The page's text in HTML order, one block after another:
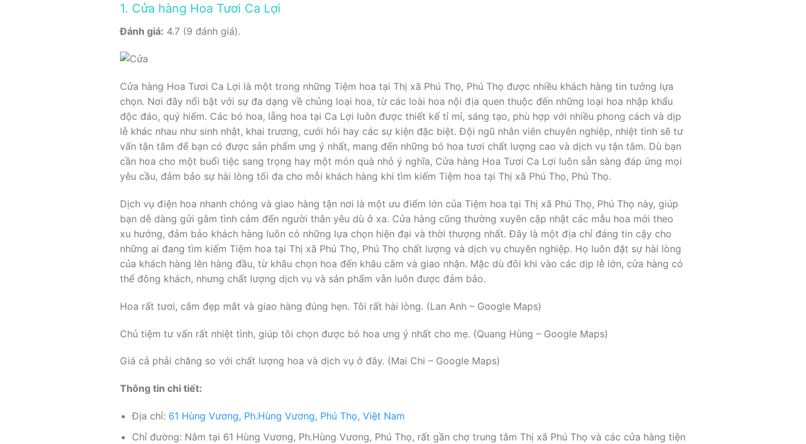
1. Cửa hàng Hoa Tươi Ca Lợi
Đánh giá: 4.7 (9 đánh giá).
Cửa hàng Hoa Tươi Ca Lợi là một trong những Tiệm hoa tại Thị xã Phú Thọ, Phú Thọ được nhiều khách hàng tin tưởng lựa
chọn. Nơi đây nổi bật với sự đa dạng về chủng loại hoa, từ các loài hoa nội địa quen thuộc đến những loại hoa nhập khẩu
độc đáo, quý hiếm. Các bó hoa, lẵng hoa tại Ca Lợi luôn được thiết kế tỉ mỉ, sáng tạo, phù hợp với nhiều phong cách và dịp
lễ khác nhau như sinh nhật, khai trương, cưới hỏi hay các sự kiện đặc biệt. Đội ngũ nhân viên chuyên nghiệp, nhiệt tình sẽ tư
vấn tận tâm để bạn có được sản phẩm ưng ý nhất, mang đến những bó hoa tươi chất lượng cao và dịch vụ tận tâm. Dù bạn
cần hoa cho một buổi tiệc sang trọng hay một món quà nhỏ ý nghĩa, Cửa hàng Hoa Tươi Ca Lợi luôn sẵn sàng đáp ứng mọi
yêu cầu, đảm bảo sự hài lòng tối đa cho mỗi khách hàng khi tìm kiếm Tiệm hoa tại Thị xã Phú Thọ, Phú Thọ.
Dịch vụ điện hoa nhanh chóng và giao hàng tận nơi là một ưu điểm lớn của Tiệm hoa tại Thị xã Phú Thọ, Phú Thọ này, giúp
bạn dễ dàng gửi gắm tình cảm đến người thân yêu dù ở xa. Cửa hàng cũng thường xuyên cập nhật các mẫu hoa mới theo
xu hướng, đảm bảo khách hàng luôn có những lựa chọn hiện đại và thời thượng nhất. Đây là một địa chỉ đáng tin cậy cho
những ai đang tìm kiếm Tiệm hoa tại Thị xã Phú Thọ, Phú Thọ chất lượng và dịch vụ chuyên nghiệp. Họ luôn đặt sự hài lòng
của khách hàng lên hàng đầu, từ khâu chọn hoa đến khâu cắm và giao nhận. Mặc dù đôi khi vào các dịp lễ lớn, cửa hàng có
thể đông khách, nhưng chất lượng dịch vụ và sản phẩm vẫn luôn được đảm bảo.
Hoa rất tươi, cắm đẹp mắt và giao hàng đúng hẹn. Tôi rất hài lòng. (Lan Anh – Google Maps)
Chủ tiệm tư vấn rất nhiệt tình, giúp tôi chọn được bó hoa ưng ý nhất cho mẹ. (Quang Hùng – Google Maps)
Giá cả phải chăng so với chất lượng hoa và dịch vụ ở đây. (Mai Chi – Google Maps)
Thông tin chi tiết:
Địa chỉ: 61 Hùng Vương, Ph.Hùng Vương, Phú Thọ, Việt Nam
Chỉ đường: Nằm tại 61 Hùng Vương, Ph.Hùng Vương, Phú Thọ, rất gần chợ trung tâm Thị xã Phú Thọ và các cửa hàng tiện